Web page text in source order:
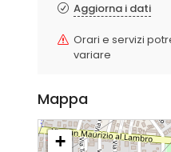
Aggiorna i dati
Orari e servizi
variare
Mappa
+